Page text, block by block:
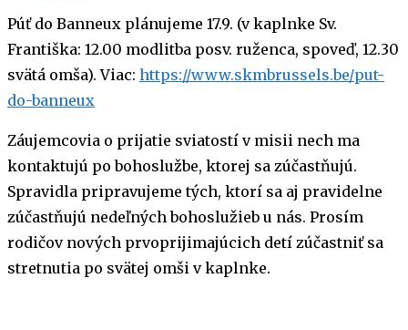
Púť do Banneux plánujeme 17.9. (v kaplnke Sv.
Františka: 12.00 modlitba posv. ruženca, spoveď, 12.30
svätá omša).Viac: https://www.skmbrussels.be/put-
do-banneux
Záujemcovia o prijatie sviatostí v misii nech ma
kontaktujú po bohoslužbe, ktorej sa zúčastňujú.
Spravidla pripravujeme tých, ktorí sa aj pravidelne
zúčastňujú nedeľných bohoslužieb u nás. Prosím
rodičov nových prvoprijimajúcich detí zúčastniť sa
stretnutia po svätej omši v kaplnke.